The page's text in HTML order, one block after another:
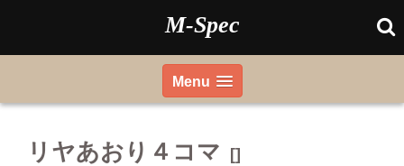
M-Spec
Menu
リヤあおり４コマ []